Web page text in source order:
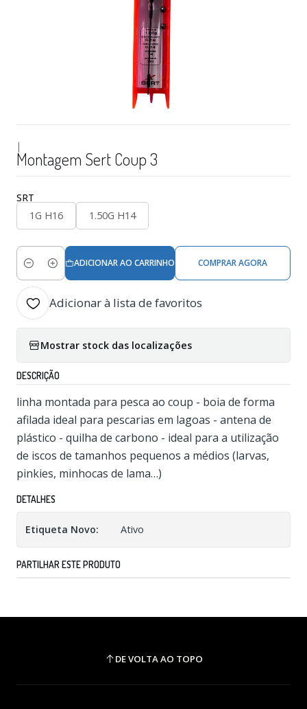
|
Montagem Sert Coup 3
SRT
1G H16
1.50G H14
Quantidade
ADICIONAR AO CARRINHO COMPRAR AGORA
Adicionar à lista de favoritos
Mostrar stock das localizações
DESCRIÇÃO
linha montada para pesca ao coup - boia de forma
afilada ideal para pescarias em lagoas - antena de
plástico - quilha de carbono - ideal para a utilização
de iscos de tamanhos pequenos a médios (larvas,
pinkies, minhocas de lama…)
DETALHES
Etiqueta Novo: Ativo
PARTILHAR ESTE PRODUTO
DE VOLTA AO TOPO